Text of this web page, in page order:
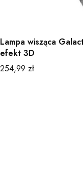
Lampa wisząca
efekt 3D
Cena
254,99 zł